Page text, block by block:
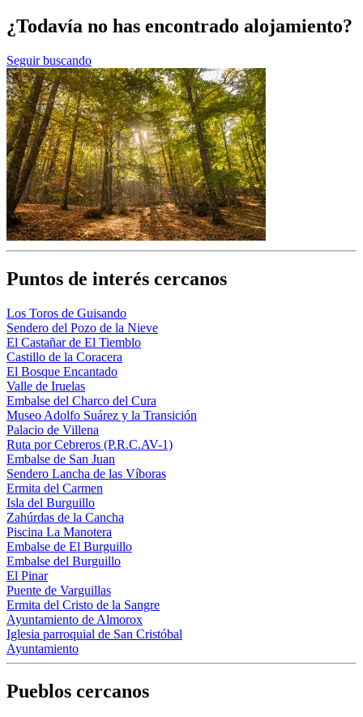
¿Todavía no has encontrado alojamiento?
Seguir buscando
Puntos de interés cercanos
Los Toros de Guisando
Sendero del Pozo de la Nieve
El Castañar de El Tiemblo
Castillo de la Coracera
El Bosque Encantado
Valle de Iruelas
Embalse del Charco del Cura
Museo Adolfo Suárez y la Transición
Palacio de Villena
Ruta por Cebreros (P.R.C.AV-1)
Embalse de San Juan
Sendero Lancha de las Víboras
Ermita del Carmen
Isla del Burguillo
Zahúrdas de la Cancha
Piscina La Manotera
Embalse de El Burguillo
Embalse del Burguillo
El Pinar
Puente de Varguillas
Ermita del Cristo de la Sangre
Ayuntamiento de Almorox
Iglesia parroquial de San Cristóbal
Ayuntamiento
Pueblos cercanos